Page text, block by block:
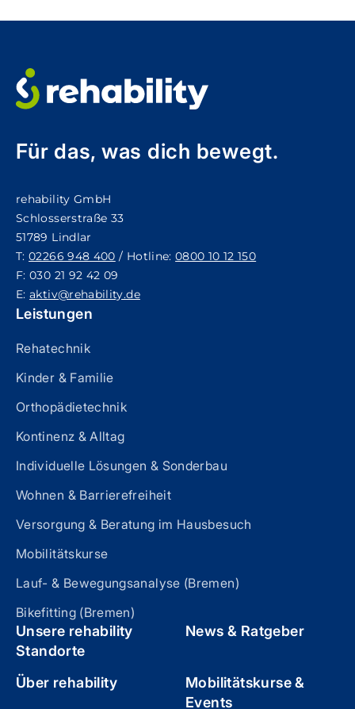
Für das, was dich bewegt.
rehability GmbH
Schlosserstraße 33
51789 Lindlar
T:02266 948 400 / Hotline:0800 10 12 150
F: 030 21 92 42 09
E:aktiv@rehability.de
Leistungen
Rehatechnik
Kinder & Familie
Orthopädietechnik
Kontinenz & Alltag
Individuelle Lösungen & Sonderbau
Wohnen & Barrierefreiheit
Versorgung & Beratung im Hausbesuch
Mobilitätskurse
Lauf- & Bewegungsanalyse (Bremen)
Bikefitting (Bremen)
Unsere rehability
Standorte
News & Ratgeber
Über rehability
Mobilitätskurse &
Events